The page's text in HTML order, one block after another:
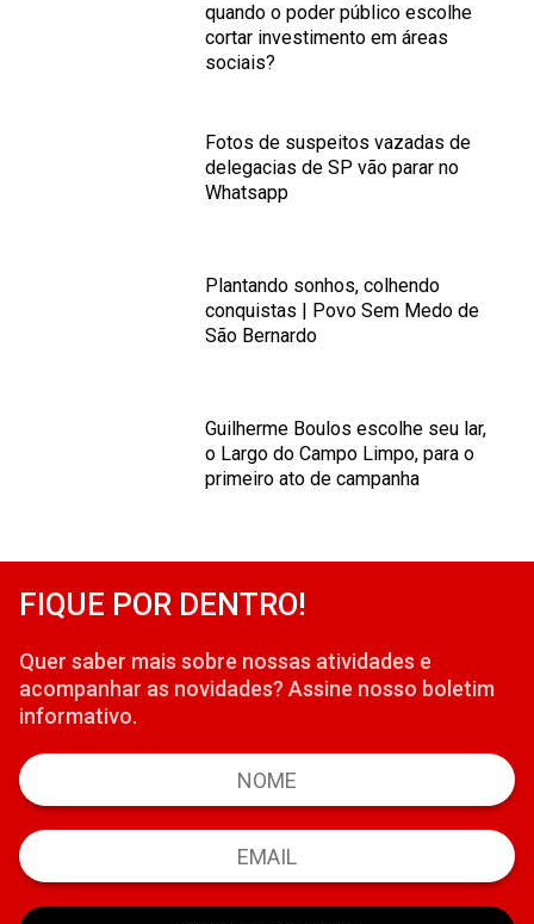
quando o poder público escolhe
cortar investimento em áreas
sociais?
Fotos de suspeitos vazadas de
delegacias de SP vão parar no
Whatsapp
Plantando sonhos, colhendo
conquistas | Povo Sem Medo de
São Bernardo
Guilherme Boulos escolhe seu lar,
o Largo do Campo Limpo, para o
primeiro ato de campanha
FIQUE POR DENTRO!
Quer saber mais sobre nossas atividades e
acompanhar as novidades? Assine nosso boletim
informativo.